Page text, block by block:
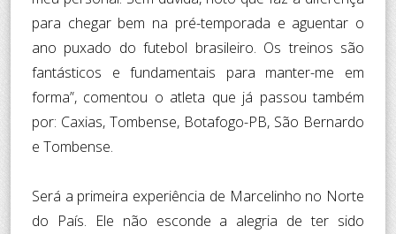
para chegar bem na pré-temporada e aguentar o
ano puxado do futebol brasileiro. Os treinos são
fantásticos e fundamentais para manter-me em
forma”, comentou o atleta que já passou também
por: Caxias, Tombense, Botafogo-PB, São Bernardo
e Tombense.
Será a primeira experiência de Marcelinho no Norte
do País. Ele não esconde a alegria de ter sido